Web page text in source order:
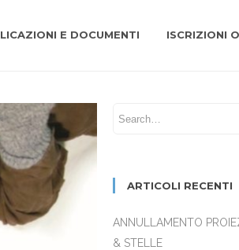
E DOCUMENTI ISCRIZIONI
ARTICOLI RECENTI
ANNULLAMENTO
& STELLE